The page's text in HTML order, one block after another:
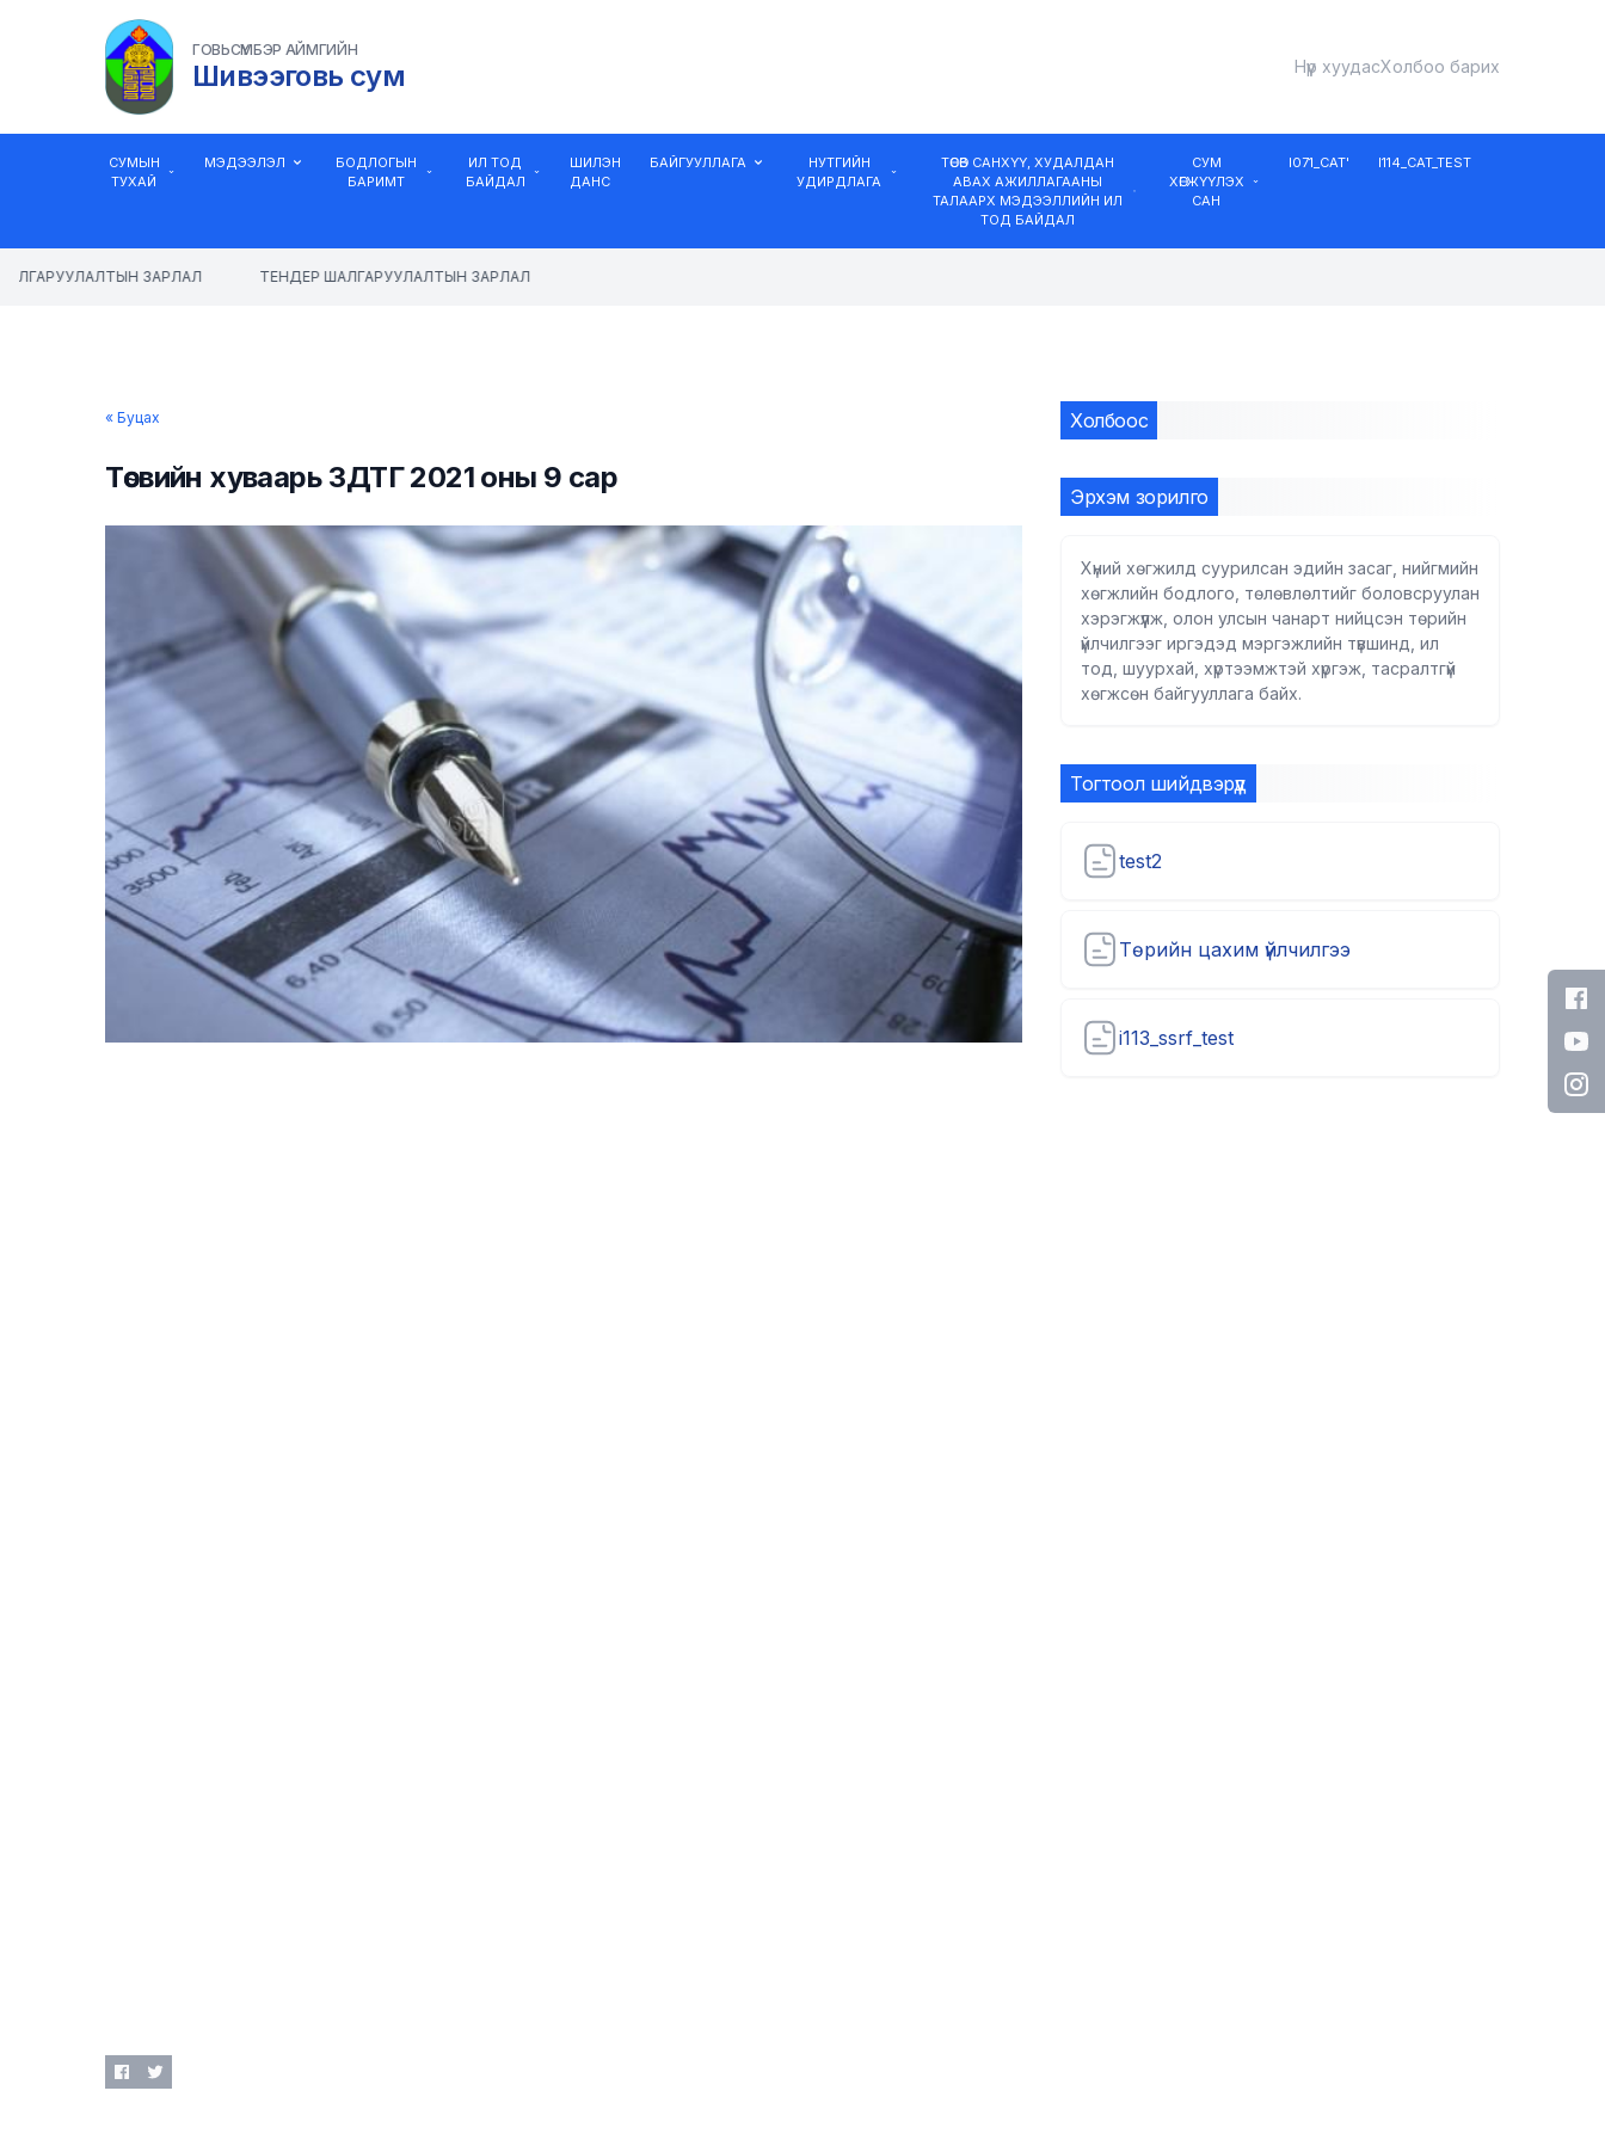
ГОВЬСҮМБЭР АЙМГИЙН
Шивээговь сум Нүүр хуудасХолбоо барих
СУМЫН
ТУХАЙ
МЭДЭЭЛЭЛ
БОДЛОГЫН
БАРИМТ
ИЛ ТОД
БАЙДАЛ
ШИЛЭН
ДАНС
БАЙГУУЛЛАГА
НУТГИЙН
УДИРДЛАГА
ТӨСӨВ САНХҮҮ, ХУДАЛДАН
АВАХ АЖИЛЛАГААНЫ
ТАЛААРХ МЭДЭЭЛЛИЙН ИЛ
ТОД БАЙДАЛ
СУМ
ХӨГЖҮҮЛЭХ
САН
I071_CAT' I114_CAT_TEST
ЗАРЛАЛ ТЕНДЕР ШАЛГАРУУЛАЛТЫН ЗАРЛАЛ
« Буцах
Төсвийн хуваарь ЗДТГ 2021 оны 9 сар
Холбоос
Эрхэм зорилго
Хүний хөгжилд суурилсан эдийн засаг, нийгмийн
хөгжлийн бодлого, төлөвлөлтийг боловсруулан
хэрэгжүүлж, олон улсын чанарт нийцсэн төрийн
үйлчилгээг иргэдэд мэргэжлийн түвшинд, ил
тод, шуурхай, хүртээмжтэй хүргэж, тасралтгүй
хөгжсөн байгууллага байх.
Тогтоол шийдвэрүүд
test2
Төрийн цахим үйлчилгээ
i113_ssrf_test